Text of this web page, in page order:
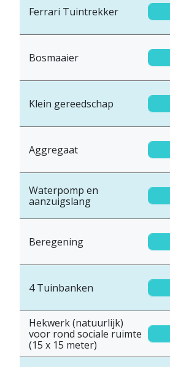
Ferrari Tuintrekker
Bosmaaier
Klein gereedschap
Aggregaat
Waterpomp en
aanzuigslang
Beregening
4 Tuinbanken
Hekwerk (natuurlijk)
voor rond sociale ruimte
(15 x 15 meter)